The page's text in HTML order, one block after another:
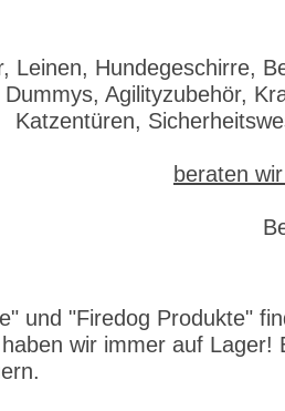
Leinen, Hundegeschirre,
Agilityzubehör,
Katzentüren,
beraten
und "Firedog Produkte"
wir immer auf